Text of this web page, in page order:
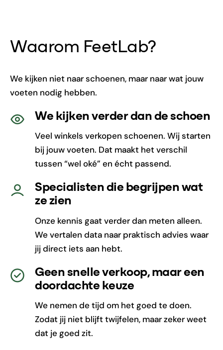
Waarom FeetLab?
We kijken niet naar schoenen, maar naar wat jouw
voeten nodig hebben.
We kijken verder dan de schoen
Veel winkels verkopen schoenen. Wij starten
bij jouw voeten. Dat maakt het verschil
tussen “wel oké” en écht passend.
Specialisten die begrijpen wat
ze zien
Onze kennis gaat verder dan meten alleen.
We vertalen data naar praktisch advies waar
jij direct iets aan hebt.
Geen snelle verkoop, maar een
doordachte keuze
We nemen de tijd om het goed te doen.
Zodat jij niet blijft twijfelen, maar zeker weet
dat je goed zit.